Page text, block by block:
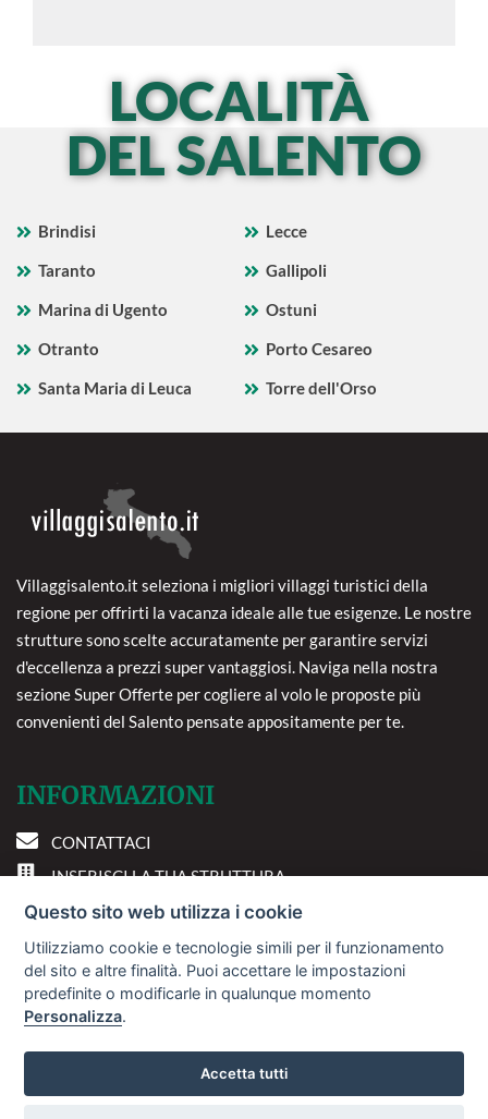
LOCALITÀ
DEL SALENTO
Brindisi
Lecce
Taranto
Gallipoli
Marina di Ugento
Ostuni
Otranto
Porto Cesareo
Santa Maria di Leuca
Torre dell'Orso
Villaggisalento.it seleziona i migliori villaggi turistici della
regione per offrirti la vacanza ideale alle tue esigenze. Le nostre
strutture sono scelte accuratamente per garantire servizi
d'eccellenza a prezzi super vantaggiosi. Naviga nella nostra
sezione Super Offerte per cogliere al volo le proposte più
convenienti del Salento pensate appositamente per te.
INFORMAZIONI
CONTATTACI
INSERISCI LA TUA STRUTTURA
PREFERENZE COOKIE
DOVE SIAMO
Via A. Costa, 2 - 63822
Questo sito web utilizza i cookie
Utilizziamo cookie e tecnologie simili per il funzionamento
del sito e altre finalità. Puoi accettare le impostazioni
predefinite o modificarle in qualunque momento
Personalizza.
Accetta tutti